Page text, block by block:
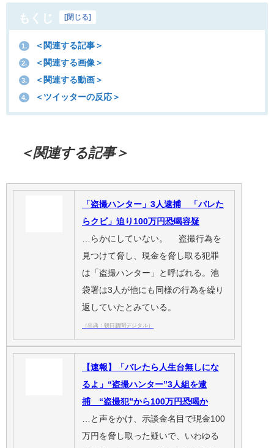
もくじ [閉じる]
1. ＜関連する記事＞
2. ＜関連する画像＞
3. ＜関連する動画＞
4. ＜ツイッターの反応＞
＜関連する記事＞
「盗撮ハンター」3人逮捕 「バレた
らクビ」迫り100万円恐喝容疑
…らかにしていない。 盗撮行為を
見つけて脅し、現金を脅し取る犯罪
は「盗撮ハンター」と呼ばれる。池
袋署は3人が他にも同様の行為を繰り
返していたとみている。
（出典：朝日新聞デジタル）
【速報】「バレたら人生台無しにな
るよ」“盗撮ハンター”3人組を逮
捕 “盗撮犯”から100万円恐喝か
…と声をかけ、示談金名目で現金100
万円を脅し取った疑いで、いわゆる